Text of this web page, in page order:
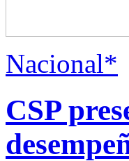
Nacional*
CSP